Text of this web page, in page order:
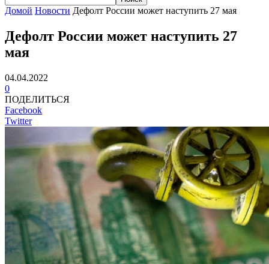
Домой Новости Дефолт России может наступить 27 мая
Дефолт России может наступить 27
мая
04.04.2022
0
ПОДЕЛИТЬСЯ
Facebook
Twitter